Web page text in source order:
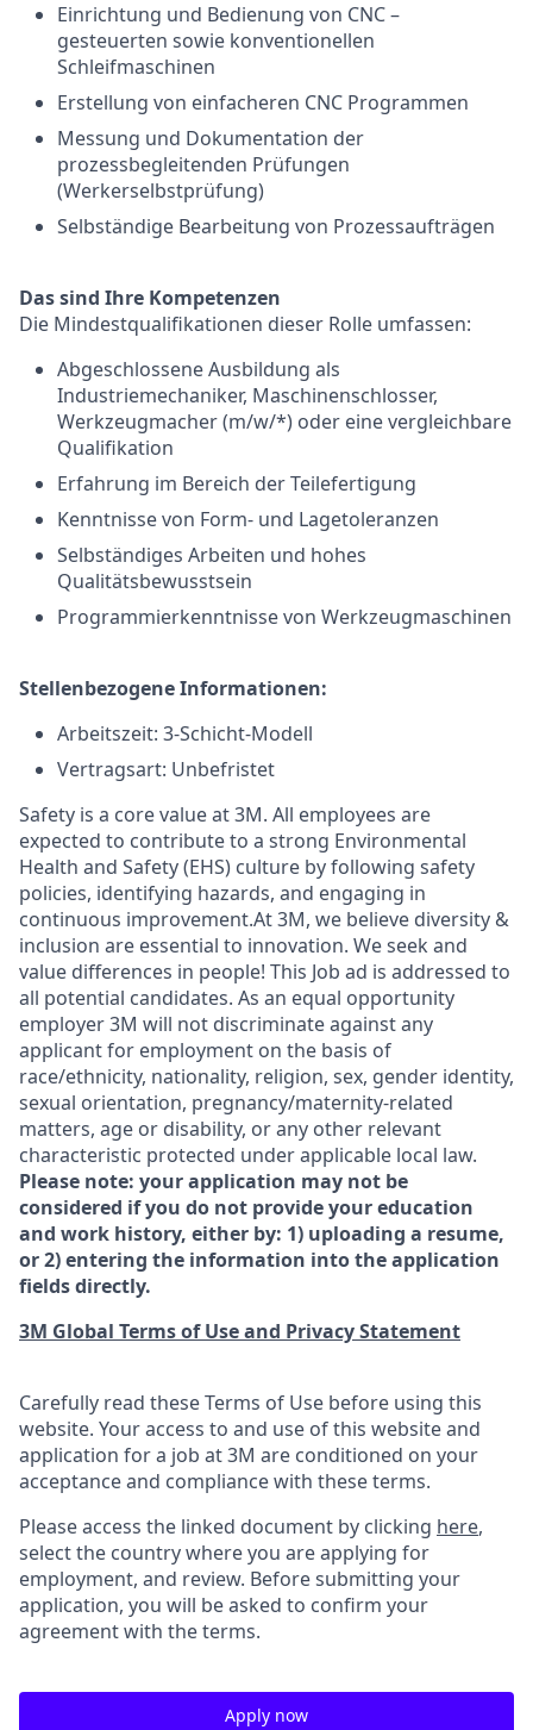
Einrichtung und Bedienung von CNC –
gesteuerten sowie konventionellen
Schleifmaschinen
Erstellung von einfacheren CNC Programmen
Messung und Dokumentation der
prozessbegleitenden Prüfungen
(Werkerselbstprüfung)
Selbständige Bearbeitung von Prozessaufträgen
Das sind Ihre Kompetenzen
Die Mindestqualifikationen dieser Rolle umfassen:
Abgeschlossene Ausbildung als
Industriemechaniker, Maschinenschlosser,
Werkzeugmacher (m/w/*) oder eine vergleichbare
Qualifikation
Erfahrung im Bereich der Teilefertigung
Kenntnisse von Form- und Lagetoleranzen
Selbständiges Arbeiten und hohes
Qualitätsbewusstsein
Programmierkenntnissevon Werkzeugmaschinen
Stellenbezogene Informationen:
Arbeitszeit: 3-Schicht-Modell
Vertragsart: Unbefristet
Safety is a core value at 3M. All employees are
expected to contribute to a strong Environmental
Health and Safety (EHS) culture by following safety
policies, identifying hazards, and engaging in
continuous improvement.At 3M, we believe diversity &
inclusion are essential to innovation. We seek and
value differences in people! This Job ad is addressed to
all potential candidates. As an equal opportunity
employer 3M will not discriminate against any
applicant for employment on the basis of
race/ethnicity, nationality, religion, sex, gender identity,
sexual orientation, pregnancy/maternity-related
matters, age or disability, or any other relevant
characteristic protected under applicable local law.
Please note: your application may not be
considered if you do not provide your education
and work history, either by: 1) uploading a resume,
or 2) entering the information into the application
fields directly.
3M Global Terms of Use and Privacy Statement
Carefully read these Terms of Use before using this
website. Your access to and use of this website and
application for a job at 3M are conditioned on your
acceptance and compliance with these terms.
Please access the linked document by clicking here,
select the country where you are applying for
employment, and review. Before submitting your
application, you will be asked to confirm your
agreement with the terms.
Apply now